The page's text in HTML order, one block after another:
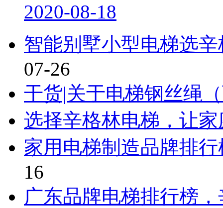
2020-08-18
智能别墅小型电梯选
07-26
干货|关于电梯钢丝绳
选择辛格林电梯，让
家用电梯制造品牌排
16
广东品牌电梯排行榜